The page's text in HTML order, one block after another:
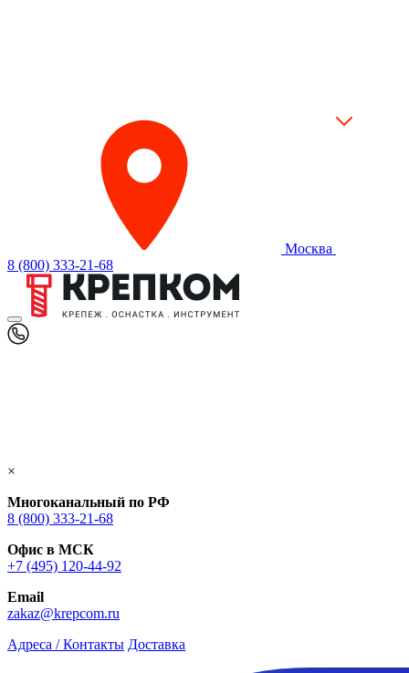
Москва
8 (800) 333-21-68
×
Многоканальный по РФ
8 (800) 333‑21-68
Офис в МСК
+7 (495) 120-44-92
Email
zakaz@krepcom.ru
Адреса / Контакты Доставка